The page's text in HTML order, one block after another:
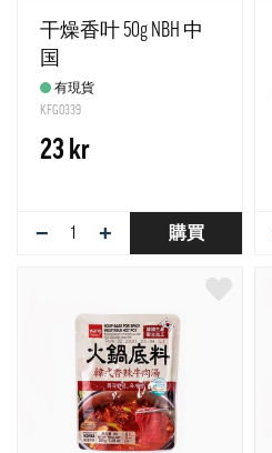
干燥香叶 50g NBH 中
国
有現貨
KFG0339
23 kr
− + 購買